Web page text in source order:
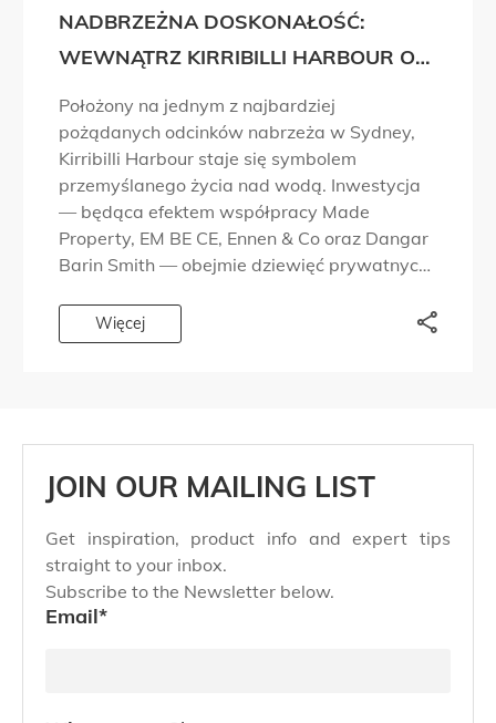
NADBRZEŻNA DOSKONAŁOŚĆ:
WEWNĄTRZ KIRRIBILLI HARBOUR OD
Położony na jednym z najbardziej
pożądanych odcinków nabrzeża w Sydney,
Kirribilli Harbour staje się symbolem
przemyślanego życia nad wodą. Inwestycja
— będąca efektem współpracy Made
Property, EM BE CE, Ennen & Co oraz Dangar
Barin Smith — obejmie dziewięć prywatnych
dyskretnym prestiżem i ponadczasowym
designem. Po ukończeniu […]
Więcej
JOIN OUR MAILING LIST
Get inspiration, product info and expert tips
straight to your inbox.
Subscribe to the Newsletter below.
Email*